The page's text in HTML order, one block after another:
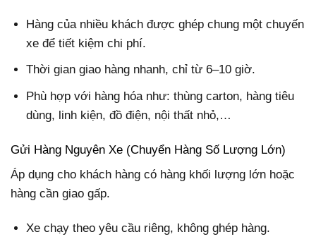
Hàng của nhiều khách được ghép chung một chuyến
xe để tiết kiệm chi phí.
Thời gian giao hàng nhanh, chỉ từ 6–10 giờ.
Phù hợp với hàng hóa như: thùng carton, hàng tiêu
dùng, linh kiện, đồ điện, nội thất nhỏ,…
Gửi Hàng Nguyên Xe (Chuyển Hàng Số Lượng Lớn)
Áp dụng cho khách hàng có hàng khối lượng lớn hoặc
hàng cần giao gấp.
Xe chạy theo yêu cầu riêng, không ghép hàng.